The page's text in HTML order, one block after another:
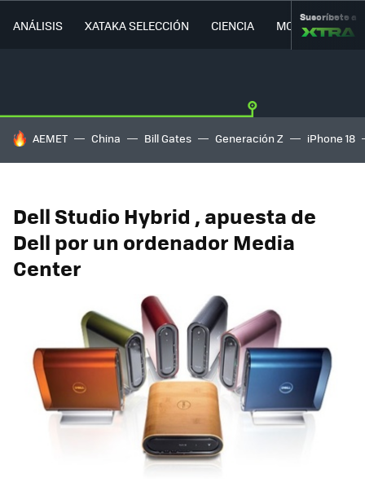
ANÁLISIS XATAKA SELECCIÓN CIENCIA MOVILIDAD
Suscríbete a
HOY SE HABLA DE
AEMET China Bill Gates Generación Z iPhone 18
Dell Studio Hybrid , apuesta de
Dell por un ordenador Media
Center